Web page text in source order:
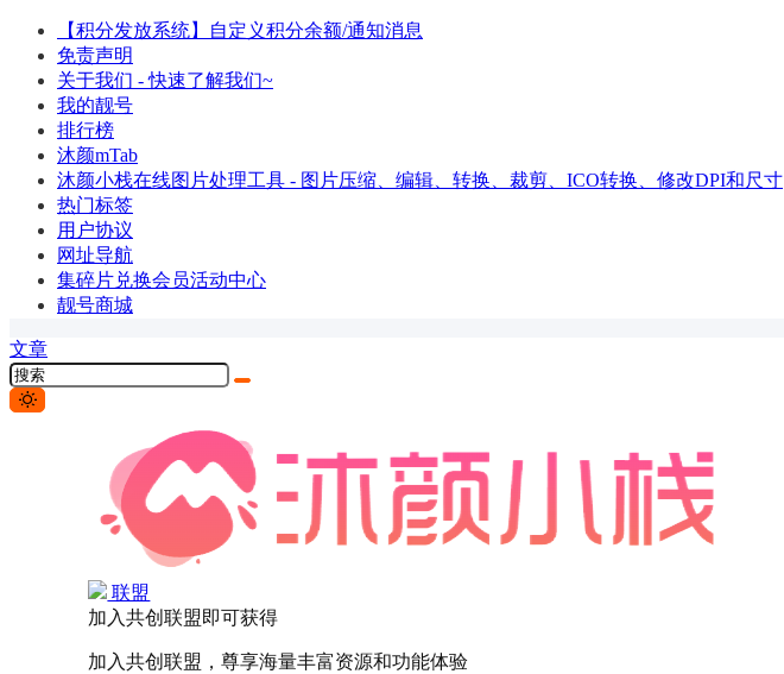
【积分发放系统】自定义积分余额/通知消息
免责声明
关于我们 - 快速了解我们~
我的靓号
排行榜
沐颜mTab
沐颜小栈在线图片处理工具 - 图片压缩、编辑、转换、裁剪、ICO转换、修改DPI和尺寸
热门标签
用户协议
网址导航
集碎片兑换会员活动中心
靓号商城
文章
联盟
加入共创联盟即可获得
加入共创联盟，尊享海量丰富资源和功能体验